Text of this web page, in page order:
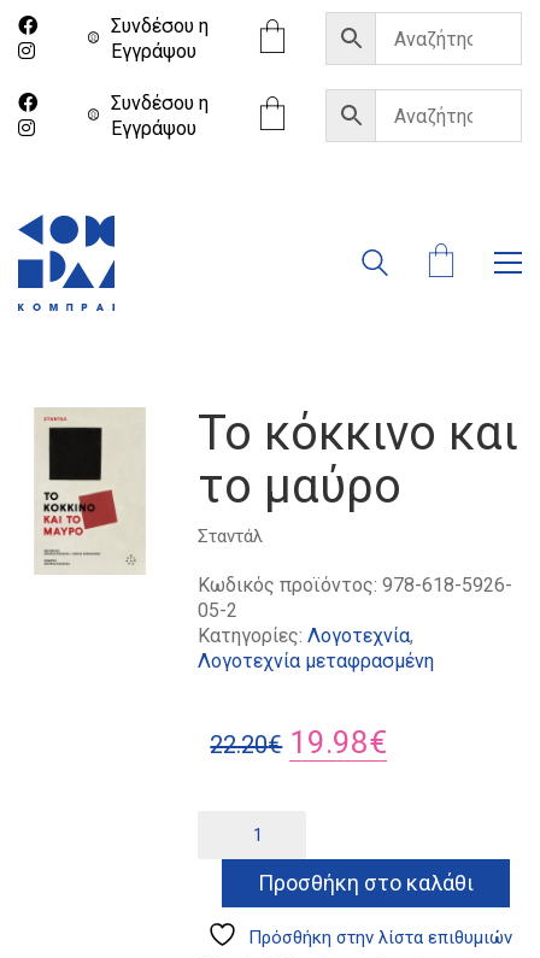
Συνδέσου η
Eγγράψου
Συνδέσου η
Eγγράψου
Το κόκκινο και
το μαύρο
Σταντάλ
Κωδικός προϊόντος:978-618-5926-
05-2
Κατηγορίες:Λογοτεχνία,
Λογοτεχνία μεταφρασμένη
22.20€ Original
22.20€.
19.98€
είναι:
19.98€.
κόκκινο
και
μαύρο
ποσότητα
Προσθήκη στο καλάθι
Πρόσθήκη στην λίστα επιθυμιών